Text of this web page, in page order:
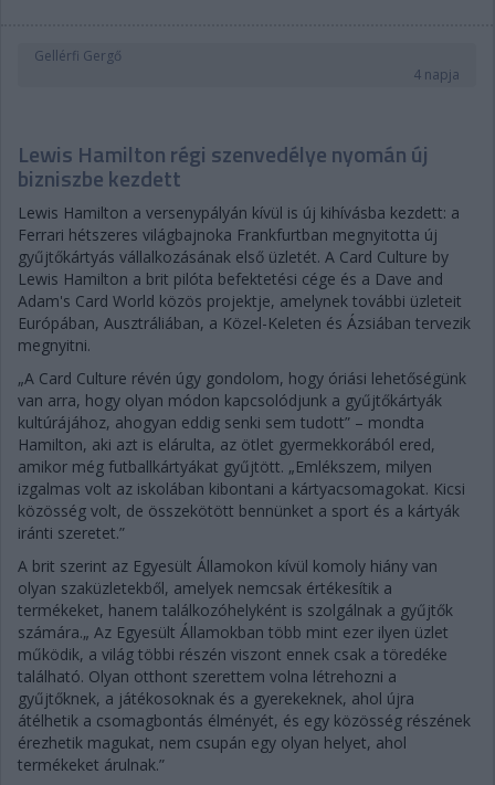
Gellérfi Gergő
4 napja
Lewis Hamilton régi szenvedélye nyomán új
bizniszbe kezdett
Lewis Hamilton a versenypályán kívül is új kihívásba kezdett: a
Ferrari hétszeres világbajnoka Frankfurtban megnyitotta új
gyűjtőkártyás vállalkozásának első üzletét. A Card Culture by
Lewis Hamilton a brit pilóta befektetési cége és a Dave and
Adam's Card World közös projektje, amelynek további üzleteit
Európában, Ausztráliában, a Közel-Keleten és Ázsiában tervezik
megnyitni.
„A Card Culture révén úgy gondolom, hogy óriási lehetőségünk
van arra, hogy olyan módon kapcsolódjunk a gyűjtőkártyák
kultúrájához, ahogyan eddig senki sem tudott” – mondta
Hamilton, aki azt is elárulta, az ötlet gyermekkorából ered,
amikor még futballkártyákat gyűjtött. „Emlékszem, milyen
izgalmas volt az iskolában kibontani a kártyacsomagokat. Kicsi
közösség volt, de összekötött bennünket a sport és a kártyák
iránti szeretet.”
A brit szerint az Egyesült Államokon kívül komoly hiány van
olyan szaküzletekből, amelyek nemcsak értékesítik a
termékeket, hanem találkozóhelyként is szolgálnak a gyűjtők
számára.„ Az Egyesült Államokban több mint ezer ilyen üzlet
működik, a világ többi részén viszont ennek csak a töredéke
található. Olyan otthont szerettem volna létrehozni a
gyűjtőknek, a játékosoknak és a gyerekeknek, ahol újra
átélhetik a csomagbontás élményét, és egy közösség részének
érezhetik magukat, nem csupán egy olyan helyet, ahol
termékeket árulnak.”